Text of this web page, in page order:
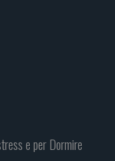
e per Dormire